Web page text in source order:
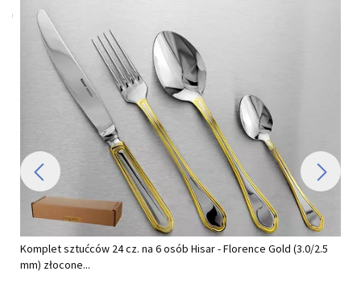
Komplet sztućców 24 cz. na 6 osób Hisar - Florence Gold (3.0/2.5
mm) złocone...